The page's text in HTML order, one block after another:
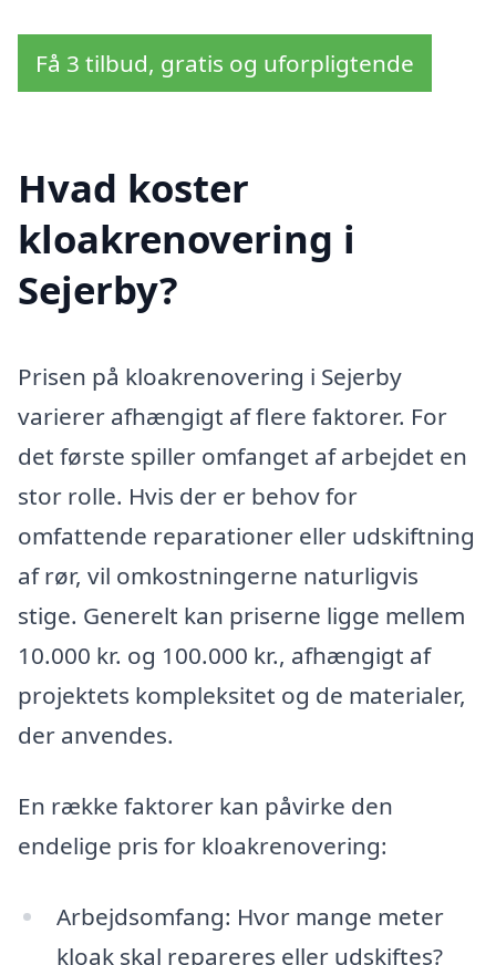
Få 3 tilbud, gratis og uforpligtende
Hvad koster
kloakrenovering i
Sejerby?
Prisen på kloakrenovering i Sejerby
varierer afhængigt af flere faktorer. For
det første spiller omfanget af arbejdet en
stor rolle. Hvis der er behov for
omfattende reparationer eller udskiftning
af rør, vil omkostningerne naturligvis
stige. Generelt kan priserne ligge mellem
10.000 kr. og 100.000 kr., afhængigt af
projektets kompleksitet og de materialer,
der anvendes.
En række faktorer kan påvirke den
endelige pris for kloakrenovering:
Arbejdsomfang: Hvor mange meter
kloak skal repareres eller udskiftes?